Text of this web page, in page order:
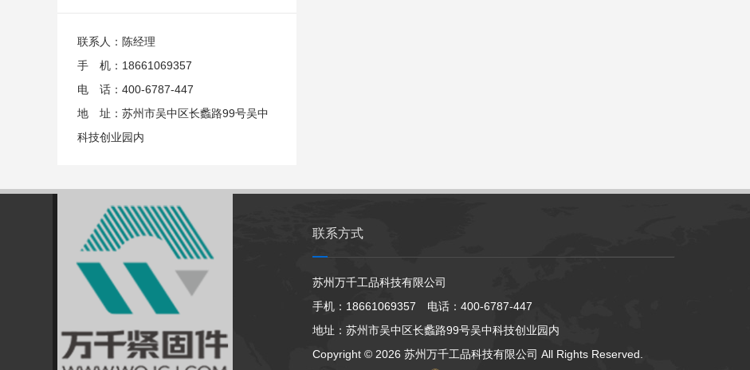
联系人：陈经理
手 机：18661069357
电 话：400-6787-447
地 址：苏州市吴中区长蠡路99号吴中
科技创业园内
联系方式
苏州万千工品科技有限公司
手机：18661069357 电话：400-6787-447
地址：苏州市吴中区长蠡路99号吴中科技创业园内
Copyright © 2026 苏州万千工品科技有限公司 All Rights Reserved.